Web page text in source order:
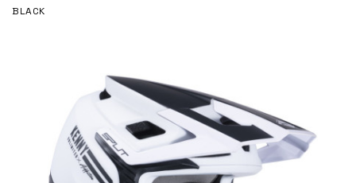
BLACK